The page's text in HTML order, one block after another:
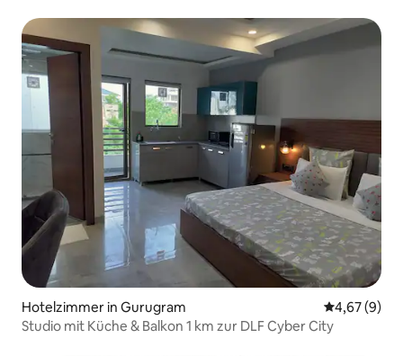
Hotelzimmer in Gurugram
4,67 (9)
Studio mit Küche & Balkon 1 km zur DLF Cyber City